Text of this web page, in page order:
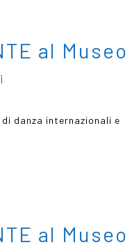
al Museo
danza internazionali e
al Museo